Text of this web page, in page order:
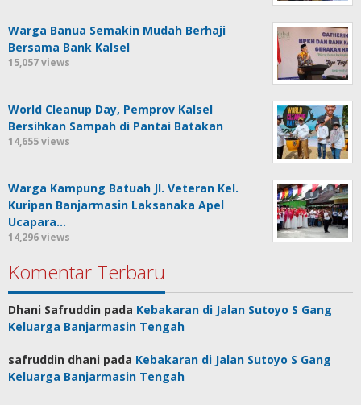
Warga Banua Semakin Mudah Berhaji
Bersama Bank Kalsel
15,057 views
World Cleanup Day, Pemprov Kalsel
Bersihkan Sampah di Pantai Batakan
14,655 views
Warga Kampung Batuah Jl. Veteran Kel.
Kuripan Banjarmasin Laksanaka Apel
Ucapara…
14,296 views
Komentar Terbaru
Dhani Safruddin pada Kebakaran di Jalan Sutoyo S Gang
Keluarga Banjarmasin Tengah
safruddin dhani pada Kebakaran di Jalan Sutoyo S Gang
Keluarga Banjarmasin Tengah